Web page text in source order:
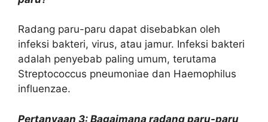
Radang paru-paru dapat disebabkan oleh
infeksi bakteri, virus, atau jamur. Infeksi bakteri
adalah penyebab paling umum, terutama
Streptococcus pneumoniae dan Haemophilus
influenzae.
Pertanyaan 3: Bagaimana radang paru-paru